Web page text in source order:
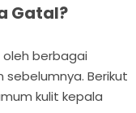
Gatal?
berbagai
Berikut
kulit kepala